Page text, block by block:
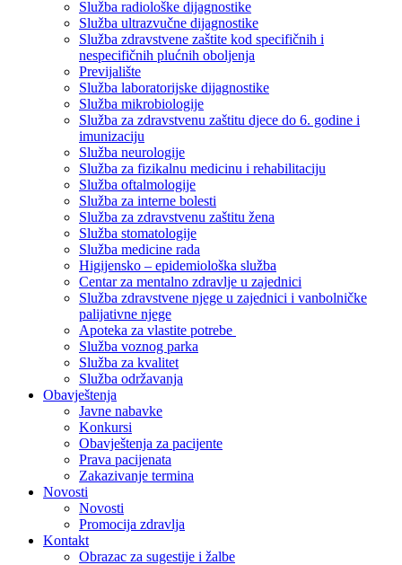
Služba radiološke dijagnostike
Služba ultrazvučne dijagnostike
Služba zdravstvene zaštite kod specifičnih i
nespecifičnih plućnih oboljenja
Previjalište
Služba laboratorijske dijagnostike
Služba mikrobiologije
Služba za zdravstvenu zaštitu djece do 6. godine i
imunizaciju
Služba neurologije
Služba za fizikalnu medicinu i rehabilitaciju
Služba oftalmologije
Služba za interne bolesti
Služba za zdravstvenu zaštitu žena
Služba stomatologije
Služba medicine rada
Higijensko – epidemiološka služba
Centar za mentalno zdravlje u zajednici
Služba zdravstvene njege u zajednici i vanbolničke
palijativne njege
Apoteka za vlastite potrebe
Služba voznog parka
Služba za kvalitet
Služba održavanja
Obavještenja
Javne nabavke
Konkursi
Obavještenja za pacijente
Prava pacijenata
Zakazivanje termina
Novosti
Novosti
Promocija zdravlja
Kontakt
Obrazac za sugestije i žalbe